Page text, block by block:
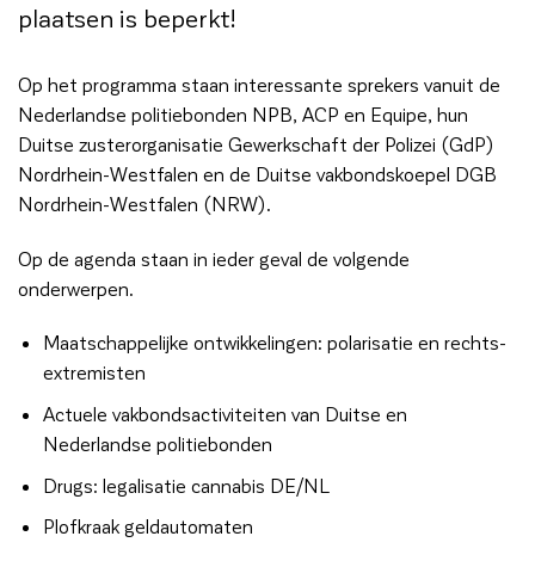
plaatsen is beperkt!
Op het programma staan interessante sprekers vanuit de
Nederlandse politiebonden NPB, ACP en Equipe, hun
Duitse zusterorganisatie Gewerkschaft der Polizei (GdP)
Nordrhein-Westfalen en de Duitse vakbondskoepel DGB
Nordrhein-Westfalen (NRW).
Op de agenda staan in ieder geval de volgende
onderwerpen.
Maatschappelijke ontwikkelingen: polarisatie en rechts-
extremisten
Actuele vakbondsactiviteiten van Duitse en
Nederlandse politiebonden
Drugs: legalisatie cannabis DE/NL
Plofkraak geldautomaten